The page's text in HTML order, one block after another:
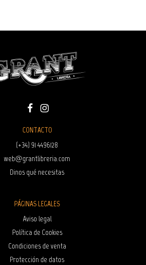
CONTACTO
(+34) 91 4496128
web@grantlibreria.com
Dinos qué necesitas
PÁGINAS LEGALES
Aviso legal
Política de Cookies
Condiciones de venta
Protección de datos